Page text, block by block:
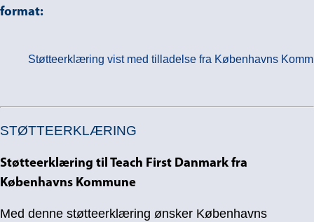
format:
Støtteerklæring vist med tilladelse fra Københavns
STØTTEERKLÆRING
Støtteerklæring til Teach First Danmark fra
Københavns Kommune
Med denne støtteerklæring ønsker Københavns